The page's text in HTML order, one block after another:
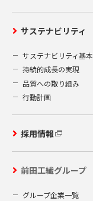
サステナビリティ
サステナビリティ基
持続的成長の実現
品質への取り組み
行動計画
採用情報
前田工繊グループ
グループ企業一覧